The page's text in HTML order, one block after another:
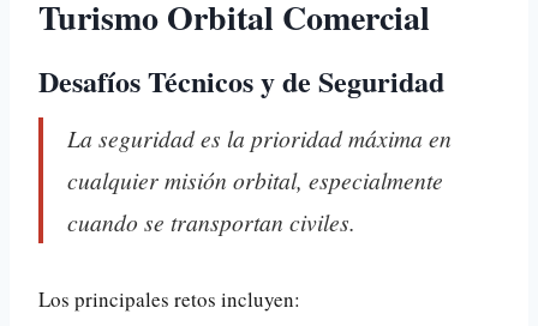
Turismo Orbital Comercial
Desafíos Técnicos y de Seguridad
La seguridad es la prioridad máxima en
cualquier misión orbital, especialmente
cuando se transportan civiles.
Los principales retos incluyen: